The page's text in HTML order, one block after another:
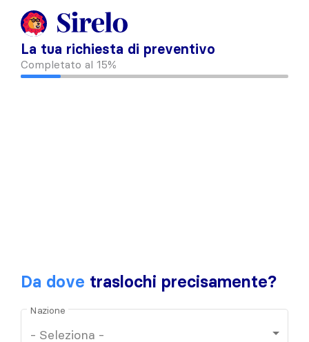
La tua richiesta di preventivo
Completato al 15%
Da dove traslochi precisamente?
Nazione